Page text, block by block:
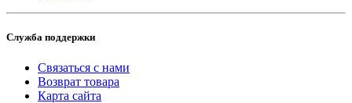
Служба поддержки
Связаться с нами
Возврат товара
Карта сайта